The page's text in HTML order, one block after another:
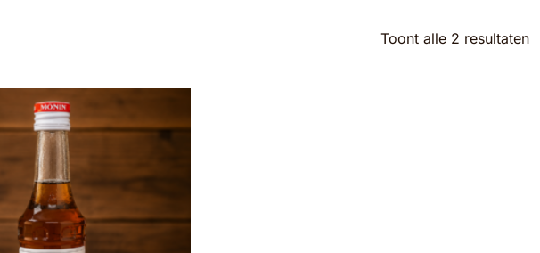
Toont alle 2 resultaten